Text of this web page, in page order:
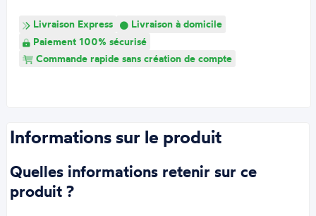
Livraison Express
Livraison à domicile
Paiement 100% sécurisé
Commande rapide sans création de compte
Informations sur le produit
Quelles informations retenir sur ce
produit ?